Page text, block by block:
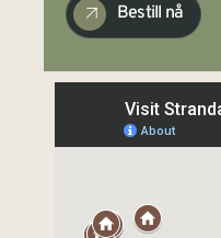
Bestill nå